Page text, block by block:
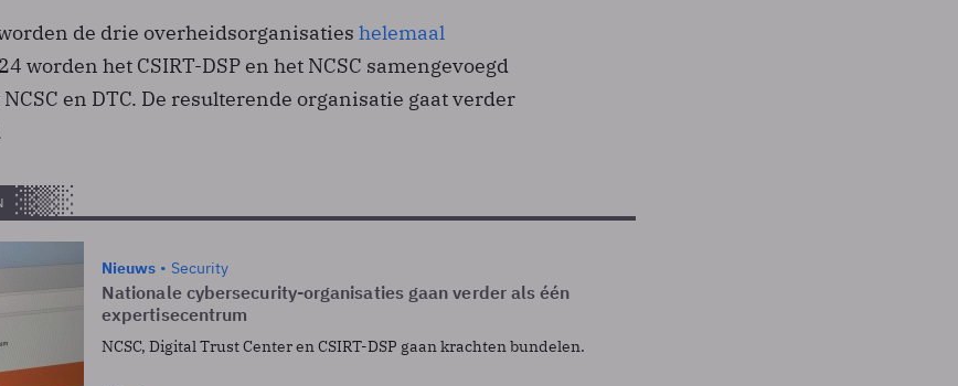
de drie overheidsorganisaties helemaal
worden het CSIRT-DSP en het NCSC samengevoegd
en DTC. De resulterende organisatie gaat verder
Nieuws Security
Nationale cybersecurity-organisaties gaan verder als één
expertisecentrum
NCSC, Digital Trust Center en CSIRT-DSP gaan krachten bundelen.